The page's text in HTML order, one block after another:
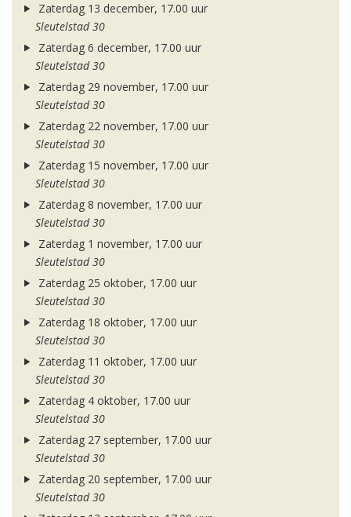
Zaterdag 13 december, 17.00 uur
Sleutelstad 30
Zaterdag 6 december, 17.00 uur
Sleutelstad 30
Zaterdag 29 november, 17.00 uur
Sleutelstad 30
Zaterdag 22 november, 17.00 uur
Sleutelstad 30
Zaterdag 15 november, 17.00 uur
Sleutelstad 30
Zaterdag 8 november, 17.00 uur
Sleutelstad 30
Zaterdag 1 november, 17.00 uur
Sleutelstad 30
Zaterdag 25 oktober, 17.00 uur
Sleutelstad 30
Zaterdag 18 oktober, 17.00 uur
Sleutelstad 30
Zaterdag 11 oktober, 17.00 uur
Sleutelstad 30
Zaterdag 4 oktober, 17.00 uur
Sleutelstad 30
Zaterdag 27 september, 17.00 uur
Sleutelstad 30
Zaterdag 20 september, 17.00 uur
Sleutelstad 30